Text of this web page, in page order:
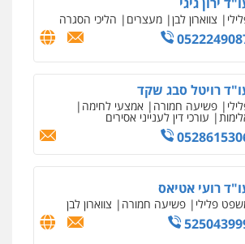
משפחה אזרחי מסחרי
ביאדי – משרד עורכי דין
דיני תעבורה מעצרים וחקירות
חמורה אסירים
עו"ד איהאב זבידאת